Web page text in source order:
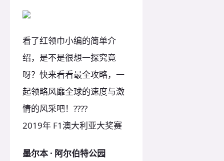
看了红领巾小编的简单介
绍，是不是很想一探究竟
呀？快来看看最全攻略，一
起领略风靡全球的速度与激
情的风采吧！????
2019年 F1澳大利亚大奖赛
墨尔本 · 阿尔伯特公园